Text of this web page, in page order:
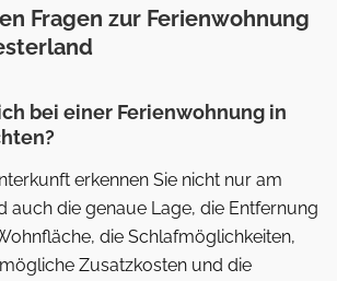
Fragen zur Ferienwohnung
bei einer Ferienwohnung in
erkennen Sie nicht nur am
auch die genaue Lage, die Entfernung
die Schlafmöglichkeiten,
Zusatzkosten und die